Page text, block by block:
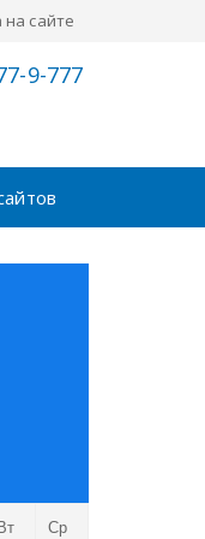
сайте
9-777
Вт Ср